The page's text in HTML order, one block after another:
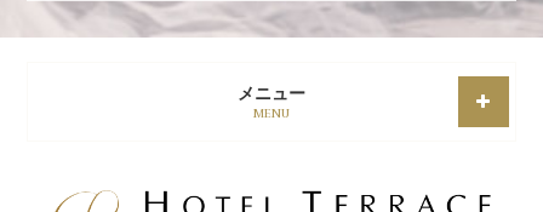
メニュー
MENU